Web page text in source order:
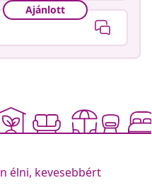
Ajánlott
élni, kevesebbért